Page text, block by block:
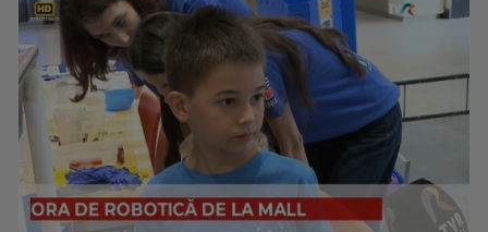
VIOLETA GORGOS
Are 30 de ani de experiență în realizarea de ...